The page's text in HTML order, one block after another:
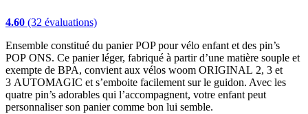
4.60 (32 évaluations)
Ensemble constitué du panier POP pour vélo enfant et des pin’s
POP ONS. Ce panier léger, fabriqué à partir d’une matière souple et
exempte de BPA, convient aux vélos woom ORIGINAL 2, 3 et
3 AUTOMAGIC et s’emboite facilement sur le guidon. Avec les
quatre pin’s adorables qui l’accompagnent, votre enfant peut
personnaliser son panier comme bon lui semble.